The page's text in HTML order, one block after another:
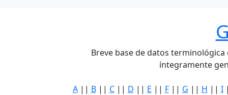
Breve base de datos
íntegramente
A|| B|| C|| D || E || F|| G || H || I